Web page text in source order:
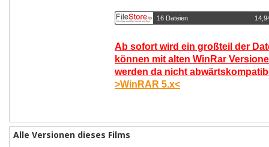
16 Dateien
Ab sofort wird ein großteil der
können mit alten WinRar
werden da nicht
>WinRAR 5.x<
Alle Versionen dieses Films